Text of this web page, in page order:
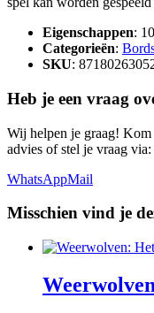
Eigenschappen:
Categorieën:
SKU:
Heb je een vraag
Wij helpen je graag! Kom
advies of stel je vraag via:
WhatsAppMail
Misschien vind je